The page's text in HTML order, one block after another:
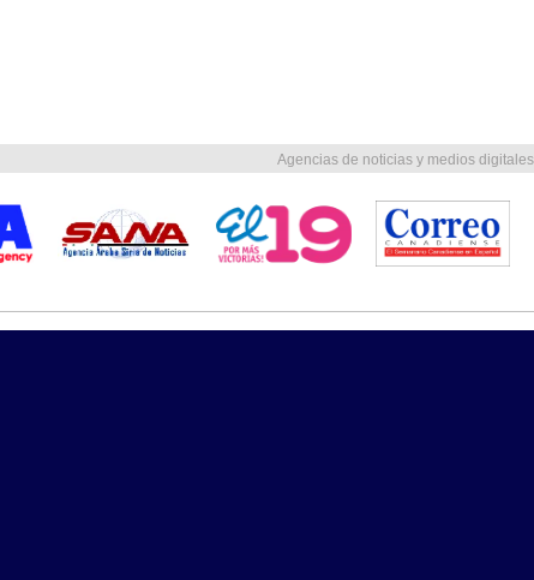
Agencias de noticias y medios digitales